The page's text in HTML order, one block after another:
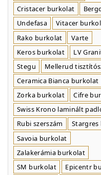
Cristacer burkolat
Undefasa
Vitacer
Rako burkolat
Varte
Keros burkolat
LV
Stegu
Mellerud
Ceramica Bianca burkolat
Zorka burkolat
Cifre
Swiss Krono laminált
Rubi szerszám
Savoia burkolat
Zalakerámia burkolat
SM burkolat
Epicentr